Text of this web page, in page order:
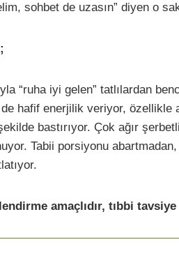
sohbet de uzasın” diyen o
“ruha iyi gelen” tatlılardan
hafif enerjilik veriyor, özellikle
bastırıyor. Çok ağır
Tabii porsiyonu
amaçlıdır, tıbbi